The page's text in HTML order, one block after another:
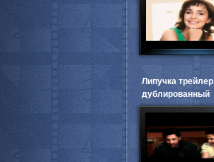
Липучка трейлер
дублированный